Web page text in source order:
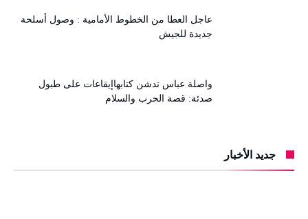
عاجل العطا من الخطوط الأمامية : وصول أسلحة
جديدة للجيش
واصلة عباس تدشن كتابهاإيقاعات على طبول
صدئة: قصة الحرب والسلام
جديد الأخبار